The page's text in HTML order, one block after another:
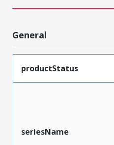
General
productStatus
seriesName